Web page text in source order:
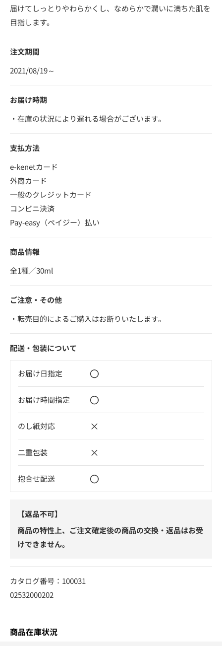
届けてしっとりやわらかくし、なめらかで潤いに満ちた肌を
目指します。
注文期間
2021/08/19～
お届け時期
・在庫の状況により遅れる場合がございます。
支払方法
e-kenetカード
外商カード
一般のクレジットカード
コンビニ決済
Pay-easy（ペイジー）払い
商品情報
全1種／30ml
ご注意・その他
・転売目的によるご購入はお断りいたします。
配送・包装について
お届け日指定 〇
お届け時間指定 〇
のし紙対応 ×
二重包装 ×
抱合せ配送 〇
【返品不可】
商品の特性上、ご注文確定後の商品の交換・返品はお受
けできません。
カタログ番号：100031
02532000202
商品在庫状況